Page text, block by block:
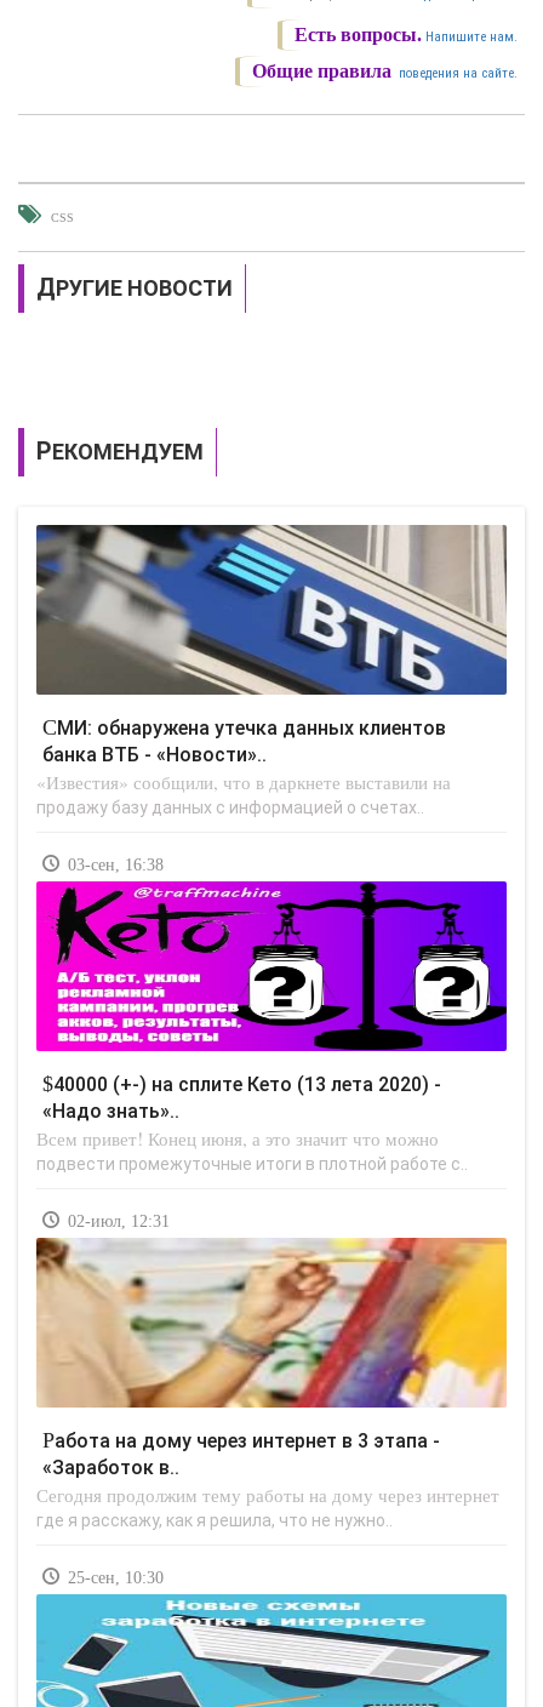
Есть вопросы. Напишите нам.
Общие правила поведения на сайте.
CSS
ДРУГИЕ НОВОСТИ
РЕКОМЕНДУЕМ
СМИ: обнаружена утечка данных клиентов
банка ВТБ - «Новости»..
«Известия» сообщили, что в даркнете выставили на
продажу базу данных с информацией о счетах..
03-сен, 16:38
$40000 (+-) на сплите Кето (13 лета 2020) -
«Надо знать»..
Всем привет! Конец июня, а это значит что можно
подвести промежуточные итоги в плотной работе с..
02-июл, 12:31
Работа на дому через интернет в 3 этапа -
«Заработок в..
Сегодня продолжим тему работы на дому через интернет
где я расскажу, как я решила, что не нужно..
25-сен, 10:30